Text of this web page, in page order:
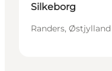
Silkeborg
Randers, Østjylland